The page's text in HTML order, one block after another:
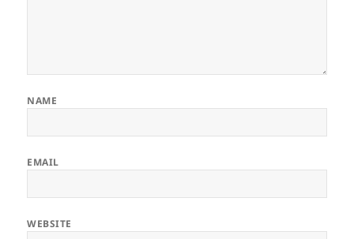
NAME
EMAIL
WEBSITE